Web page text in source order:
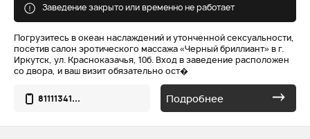
Заведение закрыто или временно не работает
Погрузитесь в океан наслаждений и утонченной сексуальности,
посетив салон эротического массажа «Черный бриллиант» в г.
Иркутск, ул. Красноказачья, 10б. Вход в заведение расположен
со двора, и ваш визит обязательно ост�
81111341... Подробнее